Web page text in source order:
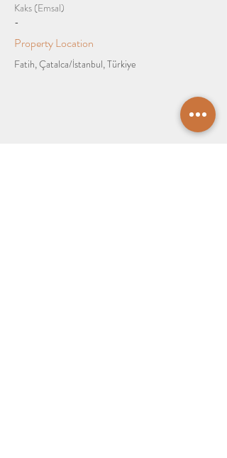
Kaks (Emsal)
-
Property Location
Fatih, Çatalca/İstanbul, Türkiye